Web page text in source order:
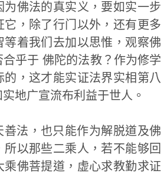
为佛法的真实义，要如实一步
它，除了行门以外，还有更多
等着我们去加以思惟，观察佛
乎于 佛陀的法教？作为修学
的，这才能实证法界实相第八
地广宣流布利益于世人。
善法，也只能作为解脱道及佛
所以那些二乘人，若不能够回
乘佛菩提道，虚心求教勤求证